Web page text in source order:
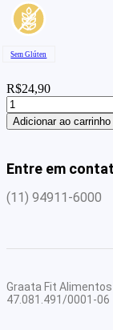
Sem Glúten
R$24,90
Escondidinho
de
purê
doce
com
frango
Adicionar ao carrinho
Entre em
(11) 94911-6000
Graata Fit
47.081.491/0001-06